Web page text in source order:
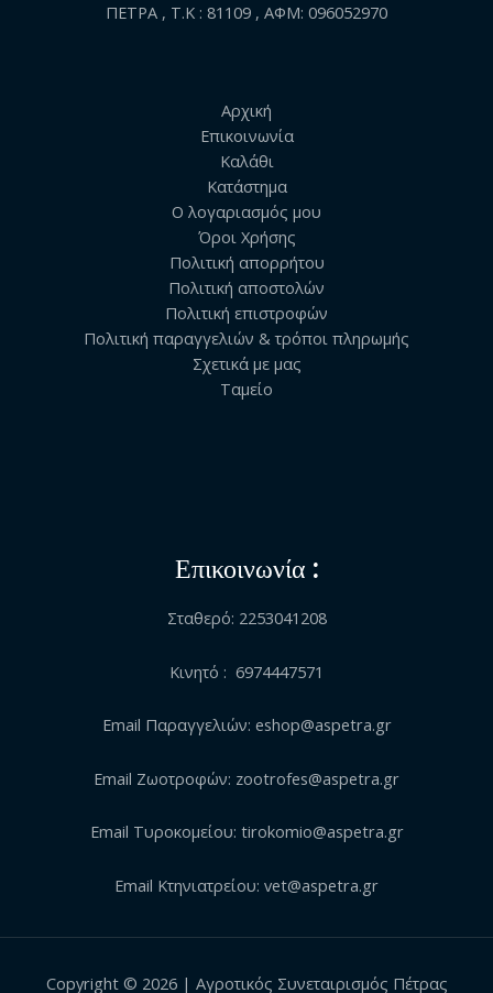
ΠΕΤΡΑ , Τ.Κ : 81109 , ΑΦΜ: 096052970
Αρχική
Επικοινωνία
Καλάθι
Κατάστημα
Ο λογαριασμός μου
Όροι Χρήσης
Πολιτική απορρήτου
Πολιτική αποστολών
Πολιτική επιστροφών
Πολιτική παραγγελιών & τρόποι πληρωμής
Σχετικά με μας
Ταμείο
Επικοινωνία :
Σταθερό: 2253041208
Κινητό : 6974447571
Email Παραγγελιών: eshop@aspetra.gr
Email Ζωοτροφών: zootrofes@aspetra.gr
Email Τυροκομείου: tirokomio@aspetra.gr
Email Κτηνιατρείου: vet@aspetra.gr
Copyright © 2026 | Αγροτικός Συνεταιρισμός Πέτρας